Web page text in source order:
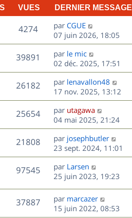
VUES DERNIER MESSAGE
4274V
u
e
s
D
e
r
n
i
e
r
m
e
s
s
a
g
e
par CGUE
07 juin 2026, 18:05
39891
u
e
D
e
r
n
i
e
r
m
e
s
s
a
g
e
par le mic
02 déc. 2025, 17:51
26182V
u
s
D
e
r
n
i
e
r
m
e
s
s
a
g
e
par lenavallon48
17 nov. 2025, 13:12
25654V
u
e
D
e
r
n
i
e
r
m
e
s
s
par utagawa
04 mai 2025, 21:24
21808V
u
D
e
r
n
i
e
r
m
e
par josephbutler
23 sept. 2024, 11:01
97545V
u
e
D
e
n
i
e
par Larsen
25 juin 2023, 19:23
37887V
D
e
par marcazer
15 juin 2022, 08:53